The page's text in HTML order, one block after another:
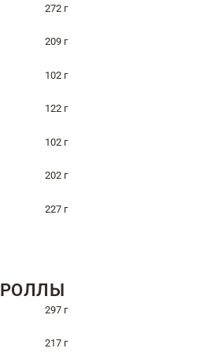
272 г
209 г
102 г
122 г
102 г
202 г
227 г
297 г
217 г